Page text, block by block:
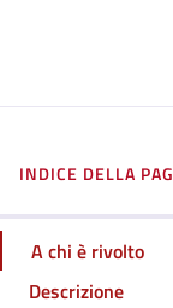
INDICE DELLA
A chi è rivolto
Descrizione